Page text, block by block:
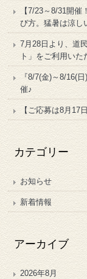
【7/23～8/31開
び方。猛暑は涼し
7月28日より、道
ト」をご利用いた
『8/7(金)～8/16(
催♪
【ご応募は8月17
カテゴリー
お知らせ
新着情報
アーカイブ
2026年8月